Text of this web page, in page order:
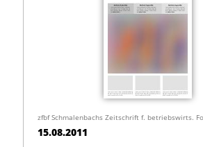
zfbf Schmalenbachs Zeitschrift f. betriebswirts.
15.08.2011